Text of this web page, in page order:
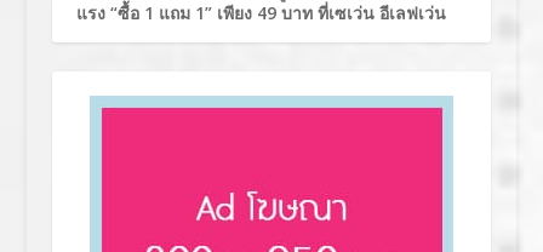
แรง “ซื้อ 1 แถม 1” เพียง 49 บาท ที่เซเว่น อีเลฟเว่น